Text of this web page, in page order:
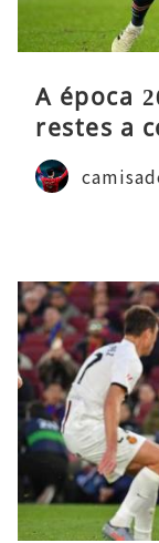
A época
restes a